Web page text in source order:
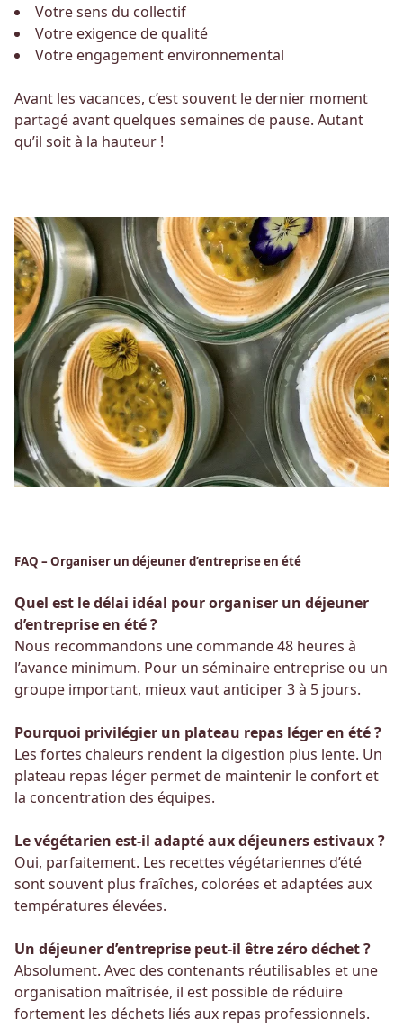
Votre sens du collectif
Votre exigence de qualité
Votre engagement environnemental
Avant les vacances, c’est souvent le dernier moment
partagé avant quelques semaines de pause. Autant
qu’il soit à la hauteur !
FAQ – Organiser un déjeuner d’entreprise en été
Quel est le délai idéal pour organiser un déjeuner
d’entreprise en été ?
Nous recommandons une commande 48 heures à
l’avance minimum. Pour un séminaire entreprise ou un
groupe important, mieux vaut anticiper 3 à 5 jours.
Pourquoi privilégier un plateau repas léger en été ?
Les fortes chaleurs rendent la digestion plus lente. Un
plateau repas léger permet de maintenir le confort et
la concentration des équipes.
Le végétarien est-il adapté aux déjeuners estivaux ?
Oui, parfaitement. Les recettes végétariennes d’été
sont souvent plus fraîches, colorées et adaptées aux
températures élevées.
Un déjeuner d’entreprise peut-il être zéro déchet ?
Absolument. Avec des contenants réutilisables et une
organisation maîtrisée, il est possible de réduire
fortement les déchets liés aux repas professionnels.